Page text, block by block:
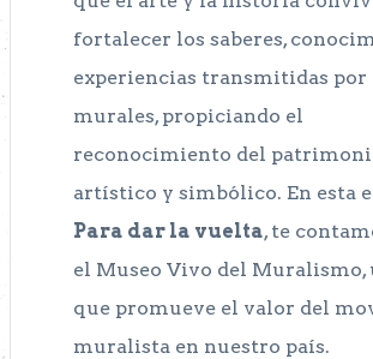
fortalecer los saberes,
experiencias transmitidas por
murales, propiciando el
reconocimiento del
artístico y simbólico. En esta
Para dar la vuelta, te
el Museo Vivo del Muralismo,
que promueve el valor del
muralista en nuestro país.